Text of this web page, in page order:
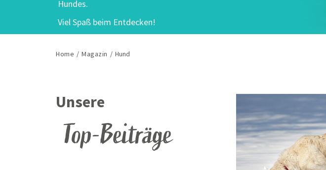
Hundes.
Viel Spaß beim Entdecken!
Home / Magazin / Hund
Unsere
Top-Beiträge